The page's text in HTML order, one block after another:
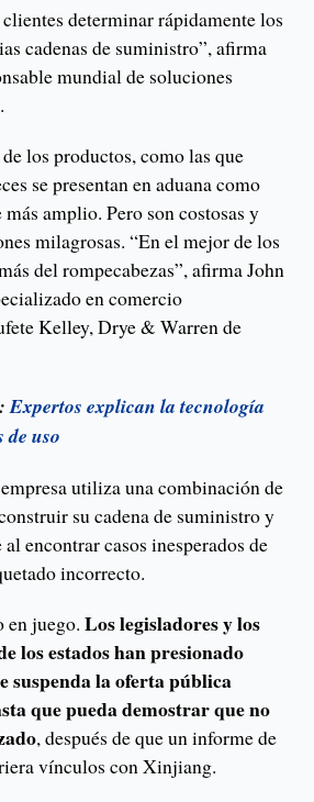
determinar rápidamente los
cadenas de suministro”, afirma
mundial de soluciones
los productos, como las que
se presentan en aduana como
amplio. Pero son costosas y
milagrosas. “En el mejor de los
del rompecabezas”, afirma John
en comercio
Kelley, Drye & Warren de
Expertos explican la tecnología
de uso
utiliza una combinación de
su cadena de suministro y
encontrar casos inesperados de
incorrecto.
en juego. Los legisladores y los
los estados han presionado
suspenda la oferta pública
que pueda demostrar que no
, después de que un informe de
vínculos con Xinjiang.